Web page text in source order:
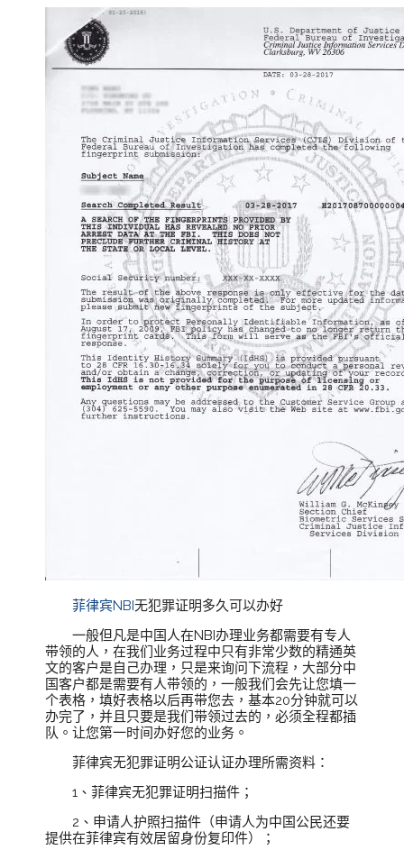
菲律宾NBI无犯罪证明多久可以办好
一般但凡是中国人在NBI办理业务都需要有专人
带领的人，在我们业务过程中只有非常少数的精通英
文的客户是自己办理，只是来询问下流程，大部分中
国客户都是需要有人带领的，一般我们会先让您填一
个表格，填好表格以后再带您去，基本20分钟就可以
办完了，并且只要是我们带领过去的，必须全程都插
队。让您第一时间办好您的业务。
菲律宾无犯罪证明公证认证办理所需资料：
1、菲律宾无犯罪证明扫描件；
2、申请人护照扫描件（申请人为中国公民还要
提供在菲律宾有效居留身份复印件）；